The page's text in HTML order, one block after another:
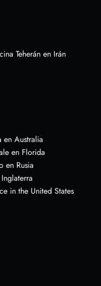
Teherán en Irán
Australia
en Florida
en Rusia
in the United States